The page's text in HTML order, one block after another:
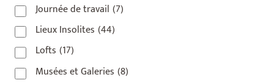
Journée de travail (7)
Lieux Insolites (44)
Lofts (17)
Musées et Galeries (8)